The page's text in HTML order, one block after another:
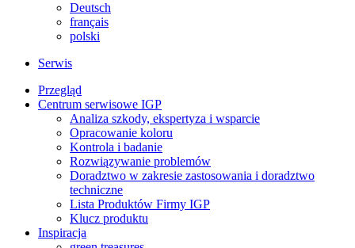
Deutsch
français
polski
Serwis
Przegląd
Centrum serwisowe IGP
Analiza szkody, ekspertyza i wsparcie
Opracowanie koloru
Kontrola i badanie
Rozwiązywanie problemów
Doradztwo w zakresie zastosowania i doradztwo
techniczne
Lista Produktów Firmy IGP
Klucz produktu
Inspiracja